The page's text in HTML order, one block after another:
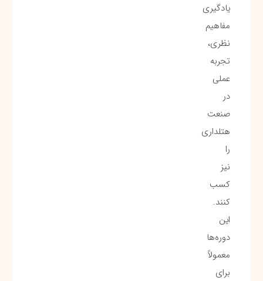
یادگیری
مفاهیم
نظری،
تجربه
عملی
در
صنعت
هتلداری
را
نیز
کسب
کنند.
این
دوره‌ها
معمولاً
برای